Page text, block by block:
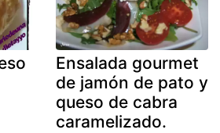
Ensalada gourmet
de jamón de pato y
queso de cabra
caramelizado.